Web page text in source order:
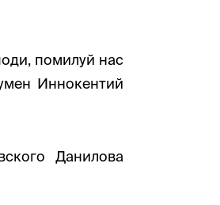
помилуй нас
Иннокентий
Данилова